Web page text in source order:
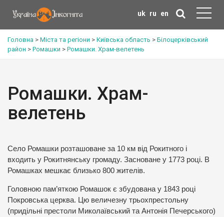
uk ru en
Головна > Міста та регіони > Київська область > Білоцерківський
район > Ромашки > Ромашки. Храм-велетень
Ромашки. Храм-
велетень
Село Ромашки розташоване за 10 км від Рокитного і
входить у Рокитнянську громаду. Засноване у 1773 році. В
Ромашках мешкає близько 800 жителів.
Головною пам’яткою Ромашок є збудована у 1843 році
Покровська церква. Цю величезну трьохпрестольну
(придільні престоли Миколаївський та Антонія Печерського)